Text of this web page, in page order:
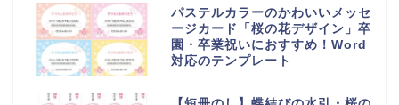
パステルカラーのかわいいメッセ
ージカード「桜の花デザイン」卒
園・卒業祝いにおすすめ！Word
対応のテンプレート